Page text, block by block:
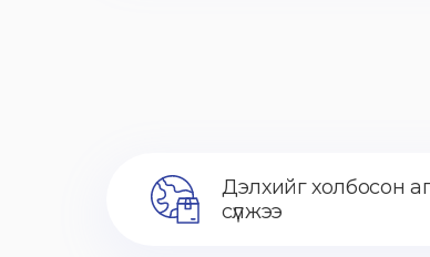
Дэлхийг холбосон
сүлжээ